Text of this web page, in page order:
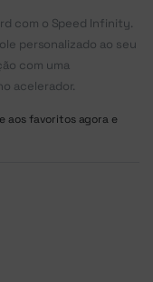
com o Speed Infinity.
personalizado ao seu
com uma
acelerador.
aos favoritos agora e